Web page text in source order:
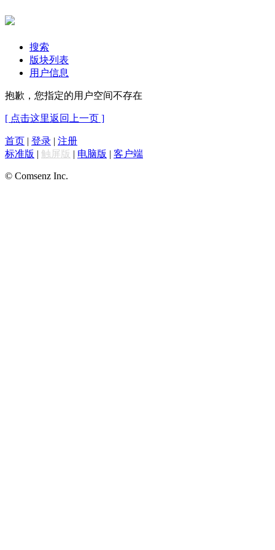
搜索
版块列表
用户信息
抱歉，您指定的用户空间不存在
[ 点击这里返回上一页 ]
首页 | 登录 | 注册
标准版 | 触屏版 | 电脑版 | 客户端
© Comsenz Inc.